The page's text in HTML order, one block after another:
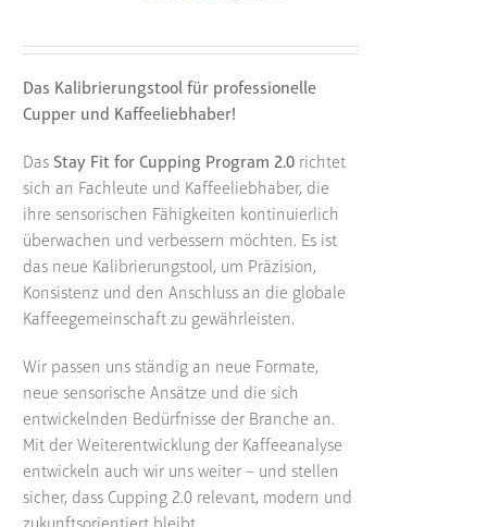
Das Kalibrierungstool für professionelle
Cupper und Kaffeeliebhaber!
Das Stay Fit for Cupping Program 2.0richtet
sich an Fachleute und Kaffeeliebhaber, die
ihre sensorischen Fähigkeiten kontinuierlich
überwachen und verbessern möchten. Es ist
das neue Kalibrierungstool, um Präzision,
Konsistenz und den Anschluss an die globale
Kaffeegemeinschaft zu gewährleisten.
Wir passen uns ständig an neue Formate,
neue sensorische Ansätze und die sich
entwickelnden Bedürfnisse der Branche an.
Mit der Weiterentwicklung der Kaffeeanalyse
entwickeln auch wir uns weiter – und stellen
sicher, dass Cupping 2.0 relevant, modern und